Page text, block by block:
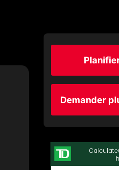
Demander